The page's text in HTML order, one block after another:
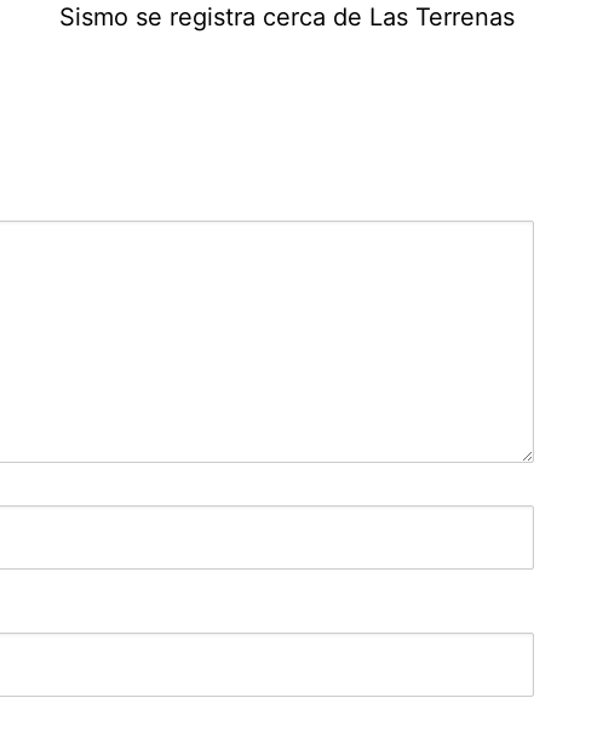
Sismo se registra cerca de Las Terrenas